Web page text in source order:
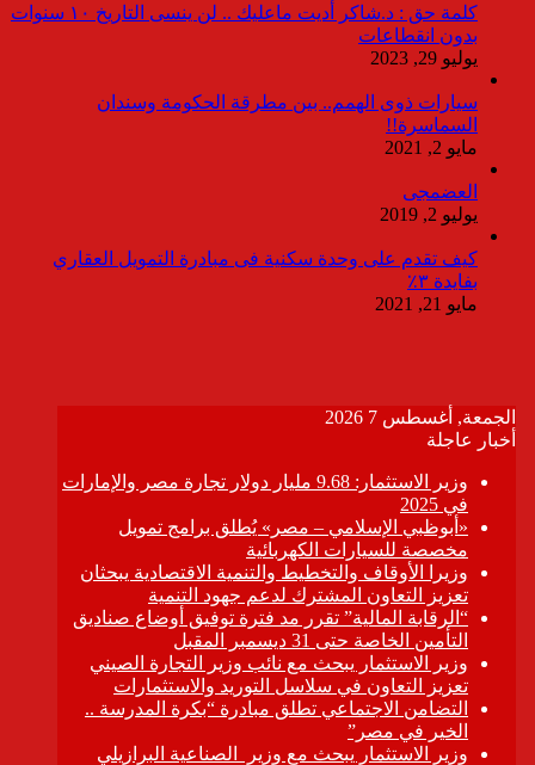
كلمة حق : د.شاكر أديت ماعليك .. لن ينسى التاريخ ١٠ سنوات
بدون انقطاعات
يوليو 29, 2023
سيارات ذوى الهمم.. بين مطرقة الحكومة وسندان
السماسرة!!
مايو 2, 2021
العضمجى
يوليو 2, 2019
كيف تقدم على وحدة سكنية فى مبادرة التمويل العقاري
بفايدة ٣٪
مايو 21, 2021